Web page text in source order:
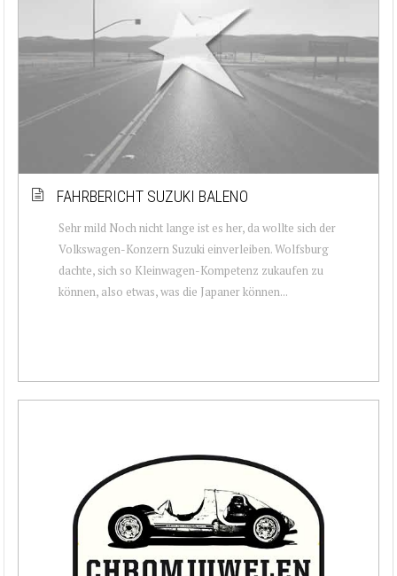
FAHRBERICHT SUZUKI BALENO
Sehr mild Noch nicht lange ist es her, da wollte sich der
Volkswagen-Konzern Suzuki einverleiben. Wolfsburg
dachte, sich so Kleinwagen-Kompetenz zukaufen zu
können, also etwas, was die Japaner können...